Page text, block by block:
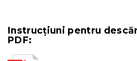
Instrucțiuni pentru
PDF: